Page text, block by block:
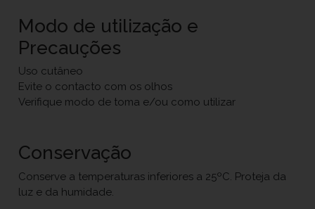
Modo de utilização e
Precauções
Uso cutâneo
Evite o contacto com os olhos
Verifique modo de toma e/ou como utilizar
Conservação
Conserve a temperaturas inferiores a 25ºC. Proteja da
luz e da humidade.